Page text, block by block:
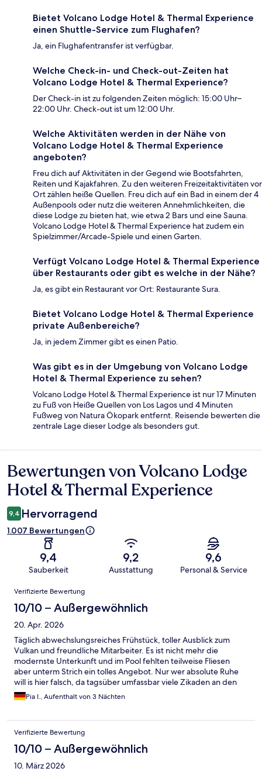
Bietet Volcano Lodge Hotel & Thermal Experience
einen Shuttle-Service zum Flughafen?
Ja, ein Flughafentransfer ist verfügbar.
Welche Check-in- und Check-out-Zeiten hat
Volcano Lodge Hotel & Thermal Experience?
Der Check-in ist zu folgenden Zeiten möglich: 15:00 Uhr–
22:00 Uhr. Check-out ist um 12:00 Uhr.
Welche Aktivitäten werden in der Nähe von
Volcano Lodge Hotel & Thermal Experience
angeboten?
Freu dich auf Aktivitäten in der Gegend wie Bootsfahrten,
Reiten und Kajakfahren. Zu den weiteren Freizeitaktivitäten vor
Ort zählen heiße Quellen. Freu dich auf ein Bad in einem der 4
Außenpools oder nutz die weiteren Annehmlichkeiten, die
diese Lodge zu bieten hat, wie etwa 2 Bars und eine Sauna.
Volcano Lodge Hotel & Thermal Experience hat zudem ein
Spielzimmer/Arcade-Spiele und einen Garten.
Verfügt Volcano Lodge Hotel & Thermal Experience
über Restaurants oder gibt es welche in der Nähe?
Ja, es gibt ein Restaurant vor Ort: Restaurante Sura.
Bietet Volcano Lodge Hotel & Thermal Experience
private Außenbereiche?
Ja, in jedem Zimmer gibt es einen Patio.
Was gibt es in der Umgebung von Volcano Lodge
Hotel & Thermal Experience zu sehen?
Volcano Lodge Hotel & Thermal Experience ist nur 17 Minuten
zu Fuß von Heiße Quellen von Los Lagos und 4 Minuten
Fußweg von Natura Ökopark entfernt. Reisende bewerten die
zentrale Lage dieser Lodge als besonders gut.
Bewertungen
Bewertungen von Volcano Lodge
Hotel & Thermal Experience
9,4 Hervorragend
1.007 Bewertungen
9,4
Sauberkeit
9,2
Ausstattung
9,6
Personal & Service
Bewertungen
Verifizierte Bewertung
10/10 – Außergewöhnlich
20. Apr. 2026
Täglich abwechslungsreiches Frühstück, toller Ausblick zum
Vulkan und freundliche Mitarbeiter. Es ist nicht mehr die
modernste Unterkunft und im Pool fehlten teilweise Fliesen
aber unterm Strich ein tolles Angebot. Nur wer absolute Ruhe
will is hier falsch, da tagsüber umfassbar viele Zikaden an den
Bäumen kleben und sehr laut sind.
Pia I., Aufenthalt von 3 Nächten
Verifizierte Bewertung
10/10 – Außergewöhnlich
10. März 2026